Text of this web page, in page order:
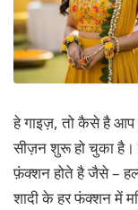
हे गाइज़, तो कैसे है आप
सीज़न शुरू हो चुका
फ़ंक्शन होते है जैसे –
शादी के हर फंक्शन में